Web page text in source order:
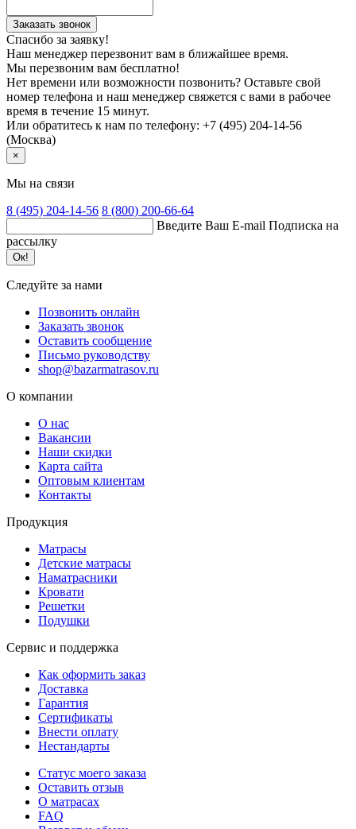
Заказать звонок
Спасибо за заявку!
Наш менеджер перезвонит вам в ближайшее время.
Мы перезвоним вам бесплатно!
Нет времени или возможности позвонить? Оставьте свой
номер телефона и наш менеджер свяжется с вами в рабочее
время в течение 15 минут.
Или обратитесь к нам по телефону: +7 (495) 204-14-56
(Москва)
×
Мы на связи
8 (495) 204-14-56 8 (800) 200-66-64
Введите Ваш E-mail Подписка на
рассылку
Ок!
Следуйте за нами
Позвонить онлайн
Заказать звонок
Оставить сообщение
Письмо руководству
shop@bazarmatrasov.ru
О компании
О нас
Вакансии
Наши скидки
Карта сайта
Оптовым клиентам
Контакты
Продукция
Матрасы
Детские матрасы
Наматрасники
Кровати
Решетки
Подушки
Сервис и поддержка
Как оформить заказ
Доставка
Гарантия
Сертификаты
Внести оплату
Нестандарты
Статус моего заказа
Оставить отзыв
О матрасах
FAQ